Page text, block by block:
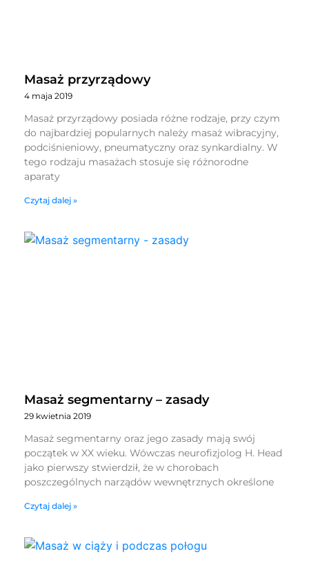
Masaż przyrządowy
4 maja 2019
Masaż przyrządowy posiada różne rodzaje, przy czym
do najbardziej popularnych należy masaż wibracyjny,
podciśnieniowy, pneumatyczny oraz synkardialny. W
tego rodzaju masażach stosuje się różnorodne
aparaty
Czytaj dalej »
Masaż segmentarny – zasady
29 kwietnia 2019
Masaż segmentarny oraz jego zasady mają swój
początek w XX wieku. Wówczas neurofizjolog H. Head
jako pierwszy stwierdził, że w chorobach
poszczególnych narządów wewnętrznych określone
Czytaj dalej »